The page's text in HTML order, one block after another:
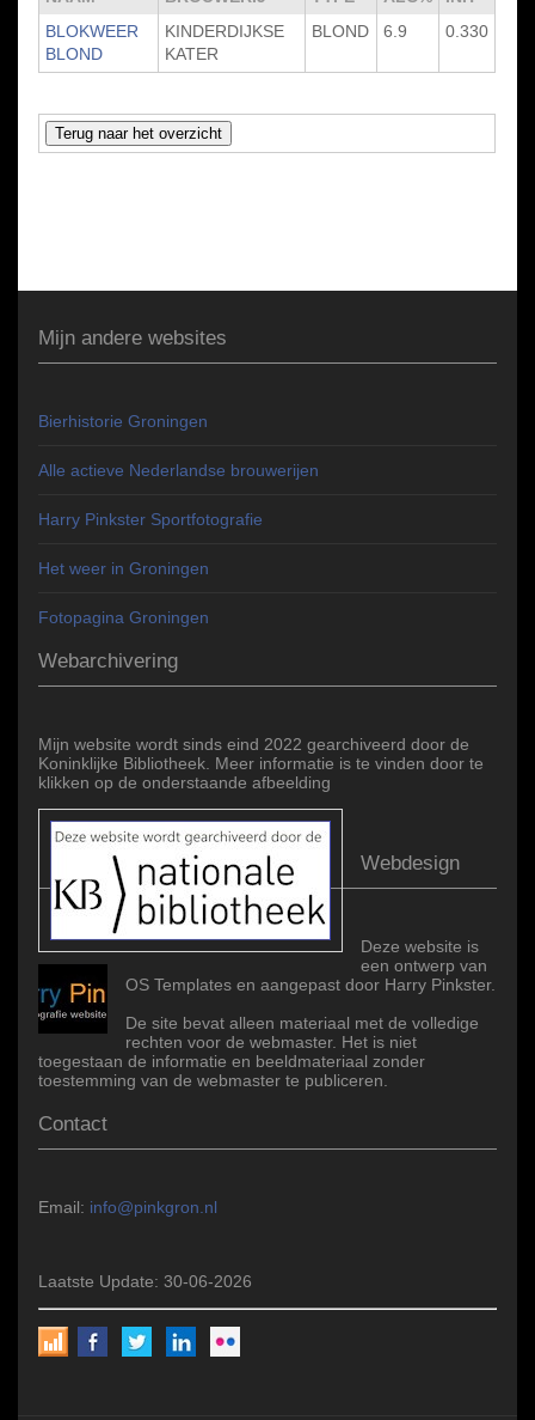
BLOKWEER
BLOND
KINDERDIJKSE
KATER
BLOND 6.9 0.330
Mijn andere websites
Bierhistorie Groningen
Alle actieve Nederlandse brouwerijen
Harry Pinkster Sportfotografie
Het weer in Groningen
Fotopagina Groningen
Webarchivering
Mijn website wordt sinds eind 2022 gearchiveerd door de
Koninklijke Bibliotheek. Meer informatie is te vinden door te
klikken op de onderstaande afbeelding
Webdesign
Deze website is
een ontwerp van
OS Templates en aangepast door Harry Pinkster.
De site bevat alleen materiaal met de volledige
rechten voor de webmaster. Het is niet
toegestaan de informatie en beeldmateriaal zonder
toestemming van de webmaster te publiceren.
Contact
Email: info@pinkgron.nl
Laatste Update: 30-06-2026